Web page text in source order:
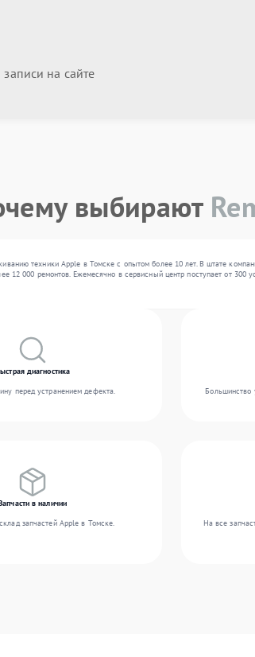
на сайте
выбирают
техники Apple в Томске с опытом более 10 лет. В штате
12 000 ремонтов. Ежемесячно в сервисный центр поступает от
диагностика
перед устранением дефекта.
Большинство
в наличии
запчастей Apple в Томске.
На все